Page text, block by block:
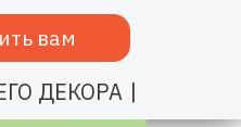
вам
ДЕКОРА |